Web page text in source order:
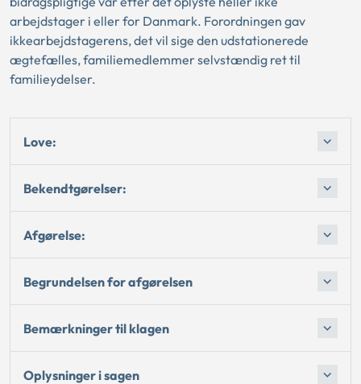
arbejdstager i eller for Danmark. Forordningen gav
ikkearbejdstagerens, det vil sige den udstationerede
ægtefælles, familiemedlemmer selvstændig ret til
familieydelser.
Love:
Bekendtgørelser:
Afgørelse:
Begrundelsen for afgørelsen
Bemærkninger til klagen
Oplysninger i sagen